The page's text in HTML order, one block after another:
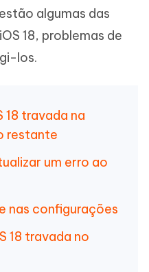
algumas das
18, problemas de
los.
18 travada na
restante
um erro ao
nas configurações
18 travada no